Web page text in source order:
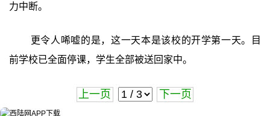
力中断。
更令人唏嘘的是，这一天本是该校的开学第一天。目
前学校已全面停课，学生全部被送回家中。
上一页 下一页